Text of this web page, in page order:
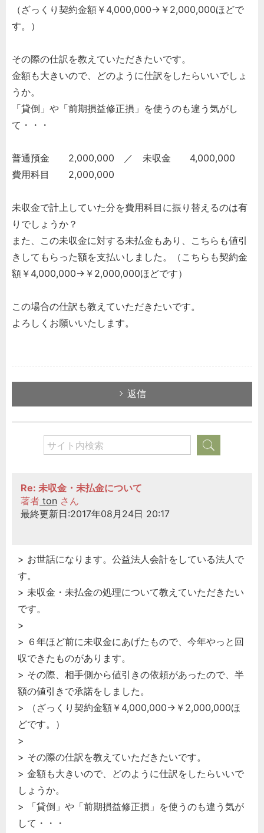
（ざっくり契約金額￥4,000,000→￥2,000,000ほどで
す。）
その際の仕訳を教えていただきたいです。
金額も大きいので、どのように仕訳をしたらいいでしょ
うか。
「貸倒」や「前期損益修正損」を使うのも違う気がし
て・・・
普通預金 2,000,000 ／ 未収金 4,000,000
費用科目 2,000,000
未収金で計上していた分を費用科目に振り替えるのは有
りでしょうか？
また、この未収金に対する未払金もあり、こちらも値引
きしてもらった額を支払いしました。（こちらも契約金
額￥4,000,000→￥2,000,000ほどです）
この場合の仕訳も教えていただきたいです。
よろしくお願いいたします。
返信
Re: 未収金・未払金について
著者 ton さん
最終更新日:2017年08月24日 20:17
> お世話になります。公益法人会計をしている法人で
す。
> 未収金・未払金の処理について教えていただきたい
です。
>
> ６年ほど前に未収金にあげたもので、今年やっと回
収できたものがあります。
> その際、相手側から値引きの依頼があったので、半
額の値引きで承諾をしました。
> （ざっくり契約金額￥4,000,000→￥2,000,000ほ
どです。）
>
> その際の仕訳を教えていただきたいです。
> 金額も大きいので、どのように仕訳をしたらいいで
しょうか。
> 「貸倒」や「前期損益修正損」を使うのも違う気が
して・・・